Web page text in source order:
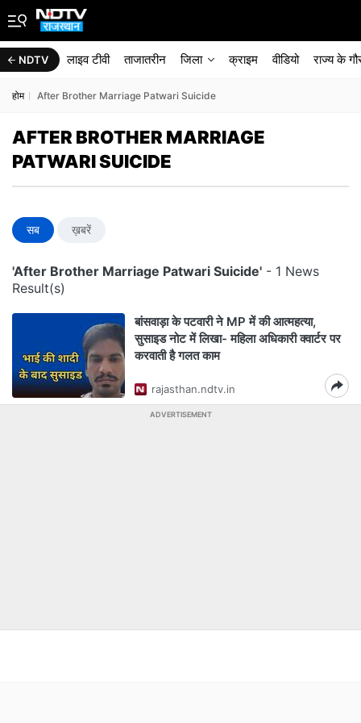
NDTV लाइव टीवी ताजातरीन जिला क्राइम वीडियो राज्‍य के
होम After Brother Marriage Patwari Suicide
AFTER BROTHER MARRIAGE
PATWARI SUICIDE
सब ख़बरें
'After Brother Marriage Patwari Suicide' - 1 News
Result(s)
बांसवाड़ा के पटवारी ने MP में की आत्महत्या,
सुसाइड नोट में लिखा- महिला अधिकारी क्वार्टर पर
करवाती है गलत काम
rajasthan.ndtv.in
ADVERTISEMENT